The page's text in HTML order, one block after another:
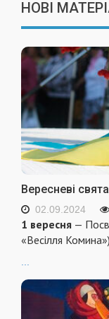
НОВІ
Вересневі
02.09.2024
1 вересня —
«Весілля